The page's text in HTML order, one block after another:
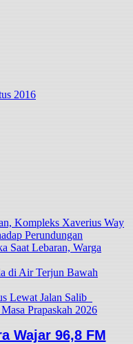
2016
Kompleks Xaverius Way
Perundungan
Saat Lebaran, Warga
di Air Terjun Bawah
Lewat Jalan Salib
Prapaskah 2026
Wajar 96,8 FM